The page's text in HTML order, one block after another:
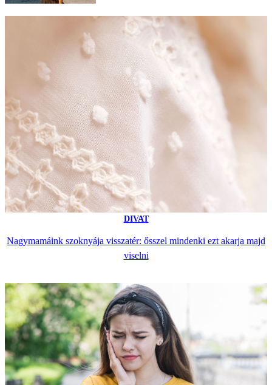
DIVAT
Nagymamáink szoknyája visszatér: ősszel mindenki ezt akarja majd
viselni